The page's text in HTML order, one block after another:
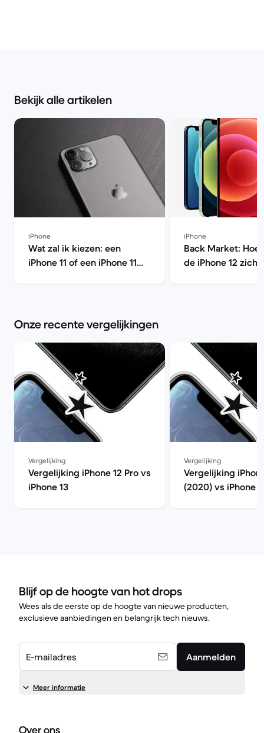
Bekijk alle artikelen
iPhone
Wat zal ik kiezen: een
iPhone 11 of een iPhone 11
iPhone
Back Market:
de iPhone 12 zich
Onze recente vergelijkingen
Vergelijking
Vergelijking iPhone 12 Pro vs
iPhone 13
Vergelijking
Vergelijking
(2020) vs iPhone X
Blijf op de hoogte van hot drops
Wees als de eerste op de hoogte van nieuwe producten,
exclusieve aanbiedingen en belangrijk tech nieuws.
E-mailadres Aanmelden
Meer informatie
Over ons